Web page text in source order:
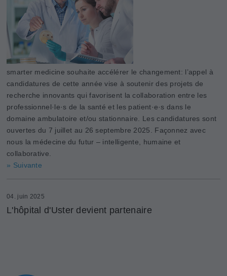
smarter medicine souhaite accélérer le changement: l’appel à
candidatures de cette année vise à soutenir des projets de
recherche innovants qui favorisent la collaboration entre les
professionnel·le·s de la santé et les patient·e·s dans le
domaine ambulatoire et/ou stationnaire. Les candidatures sont
ouvertes du 7 juillet au 26 septembre 2025. Façonnez avec
nous la médecine du futur – intelligente, humaine et
collaborative.
» Suivante
04. juin 2025
L'hôpital d'Uster devient partenaire